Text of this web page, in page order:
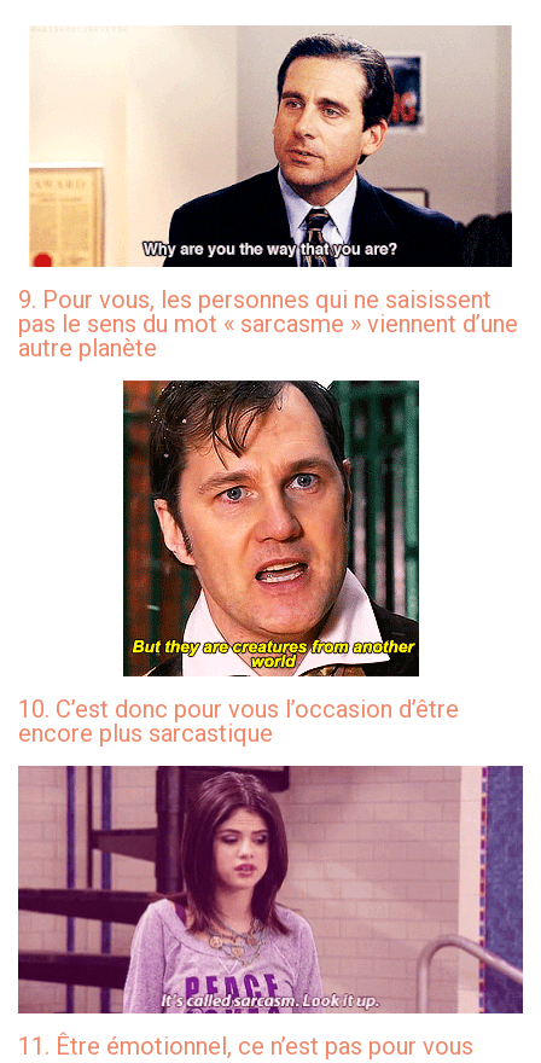
9. Pour vous, les personnes qui ne saisissent
pas le sens du mot « sarcasme » viennent d’une
autre planète
10. C’est donc pour vous l’occasion d’être
encore plus sarcastique
11. Être émotionnel, ce n’est pas pour vous